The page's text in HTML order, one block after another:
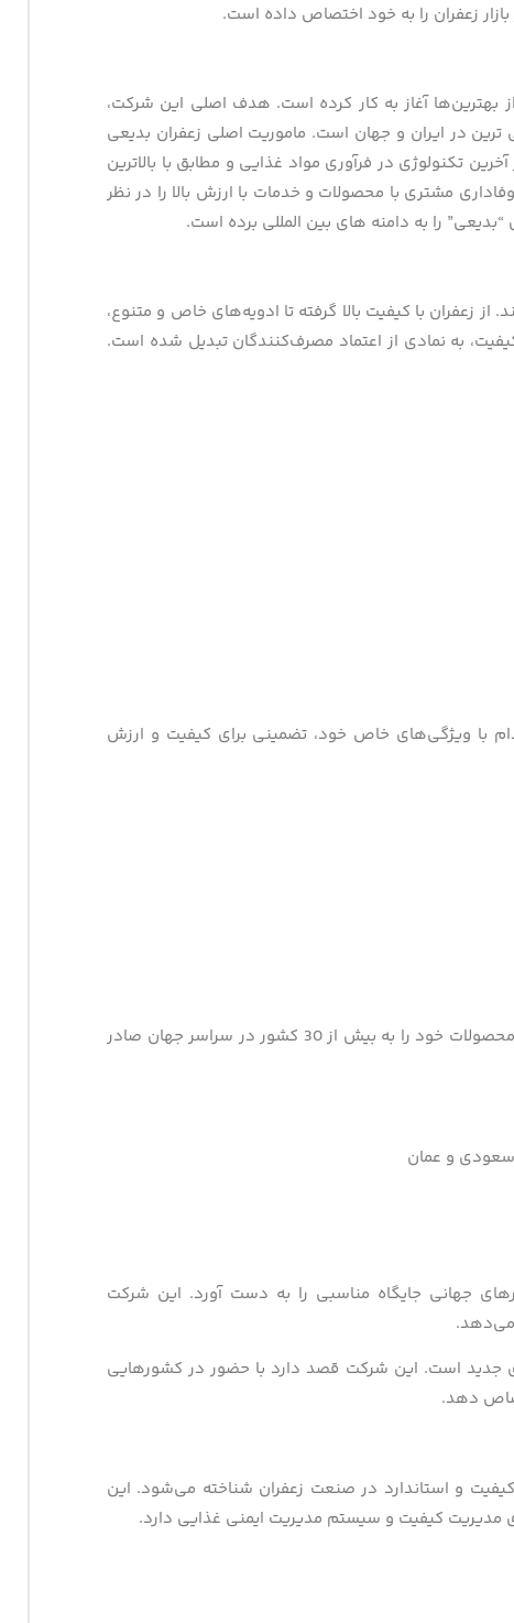
زعفران را به خود اختصاص داده است.
بهترین‌ها آغاز به کار کرده است. هدف اصلی این شرکت،
در ایران و جهان است. ماموریت اصلی زعفران بدیعی
تکنولوژی در فرآوری مواد غذایی و مطابق با بالاترین
مشتری با محصولات و خدمات با ارزش بالا را در نظر
را به دامنه های بین المللی برده است.
زعفران با کیفیت بالا گرفته تا ادویه‌های خاص و متنوع،
به نمادی از اعتماد مصرف‌کنندگان تبدیل شده است.
با ویژگی‌های خاص خود، تضمینی برای کیفیت و ارزش
زعفران بدیعی یکی از بزرگترین صادرکنندگان زعفران در ایران است. این شرکت محصولات خود را به بیش از 30 کشور در سراسر جهان صادر
سعودی و عمان
جهانی جایگاه مناسبی را به دست آورد. این شرکت
می‌دهد.
جدید است. این شرکت قصد دارد با حضور در کشورهایی
دهد.
و استاندارد در صنعت زعفران شناخته می‌شود. این
مدیریت کیفیت و سیستم مدیریت ایمنی غذایی دارد.